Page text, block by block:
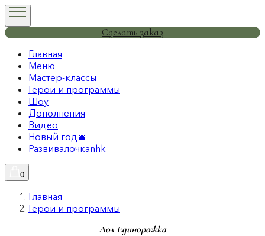
Сделать заказ
Главная
Меню
Мастер-классы
Герои и программы
Шоу
Дополнения
Видео
Новый год🎄
Развивалочкаnhk
0
Главная
Герои и программы
Лол Единорожка